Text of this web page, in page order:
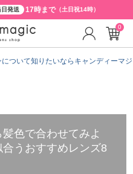
日発送 17時まで（土日祝14時）
について知りたいならキャンディーマ
色で合わせてみよ
うおすすめレンズ8
0